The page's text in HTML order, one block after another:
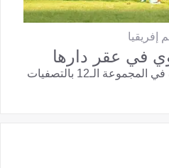
إفريقيا
في عقر دارها
استهل منتخب بوروندي مشواره في المجموعة الـ12 بالتصفيات